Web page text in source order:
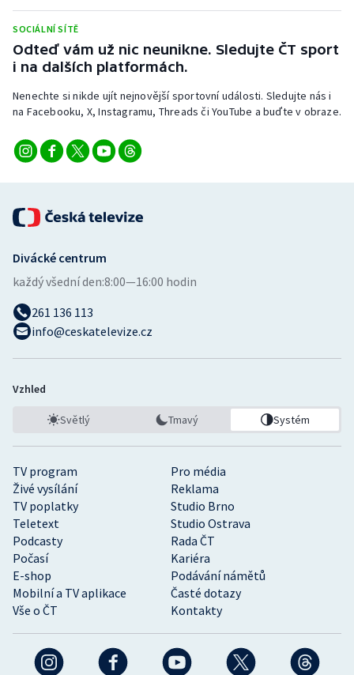
Triatlon
Veslování
Vodní slalom
Ostatní
SOCIÁLNÍ SÍTĚ
Odteď vám už nic neunikne. Sledujte ČT sport
i na dalších platformách.
Nenechte si nikde ujít nejnovější sportovní události. Sledujte nás i
na Facebooku, X, Instagramu, Threads či YouTube a buďte v obraze.
TV program
Pro média
Živé vysílání
Reklama
TV poplatky
Studio Brno
Teletext
Studio Ostrava
Podcasty
Rada ČT
Počasí
Kariéra
E-shop
Podávání námětů
Mobilní a TV aplikace
Časté dotazy
Vše o ČT
Kontakty
Divácké centrum
každý všední den:8:00—16:00 hodin
261 136 113
info@ceskatelevize.cz
Vzhled
Světlý Tmavý Systém